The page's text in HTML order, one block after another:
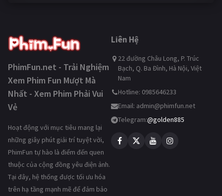
PhimFun.net - Trải Nghiệm
Xem Phim Fun Mượt Mà
Nhất - Xem Phim Phải Vui
Vẻ
Hoạt động với mục tiêu mang lại
những giây phút giải trí tuyệt vời,
PhimFun tự hào là điểm đến quen
thuộc của cộng đồng yêu điện ảnh.
Tại đây, hệ thống được tối ưu hóa
trên hạ tầng mạnh mẽ để đảm bảo
Liên Hệ
22 đường Châu Long, P. Trúc
Bạch, Q. Ba Đình, Hà Nội, Việt
Nam
Hotline: 0985646233
Email: admin@phimfun.net
Telegram:@golden885